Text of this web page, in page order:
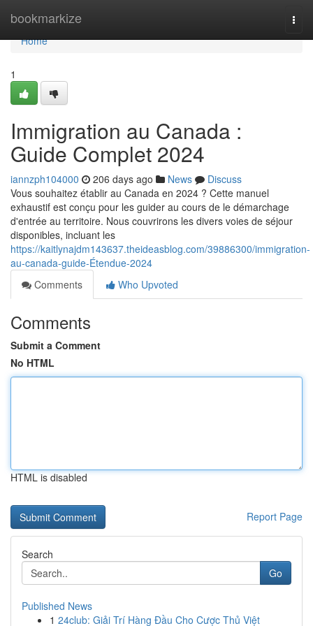
bookmarkize
Home
Home
1
Immigration au Canada :
Guide Complet 2024
iannzph104000 206 days ago News
Discuss
Vous souhaitez établir au Canada en 2024 ? Cette manuel
exhaustif est conçu pour les guider au cours de le démarchage
d'entrée au territoire. Nous couvrirons les divers voies de séjour
disponibles, incluant les
https://kaitlynajdm143637.theideasblog.com/39886300/immigration-
au-canada-guide-Étendue-2024
Comments
Who Upvoted
Comments
Submit a Comment
No HTML
HTML is disabled
Report Page
Search
Go
Published News
1 24club: Giải Trí Hàng Đầu Cho Cược Thủ Việt